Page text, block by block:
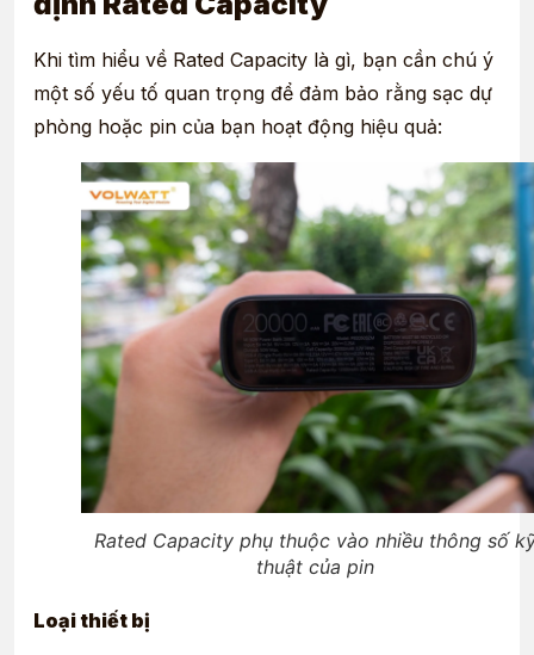
Khi tìm hiểu về Rated Capacity là gì, bạn cần chú ý
một số yếu tố quan trọng để đảm bảo rằng sạc dự
phòng hoặc pin của bạn hoạt động hiệu quả:
Rated Capacity phụ thuộc vào nhiều thông số
thuật của pin
Loại thiết bị